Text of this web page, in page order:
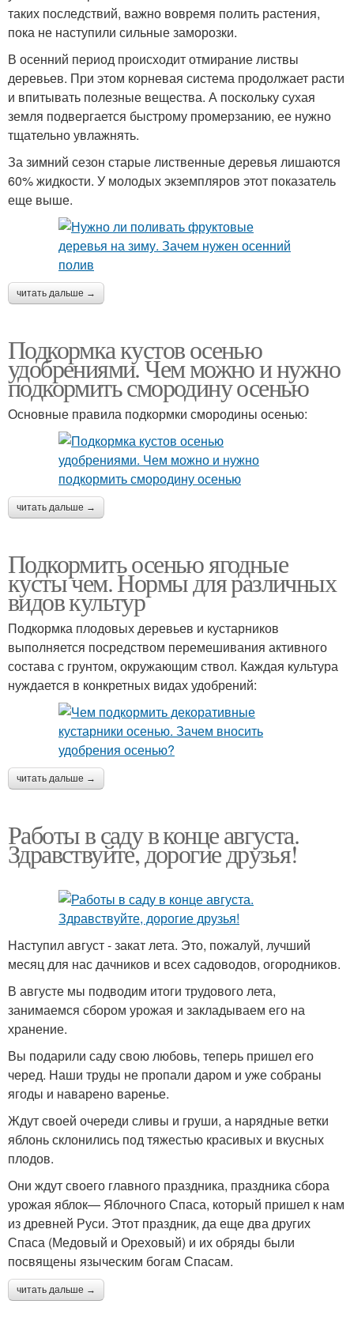
таких последствий, важно вовремя полить растения,
пока не наступили сильные заморозки.
В осенний период происходит отмирание листвы
деревьев. При этом корневая система продолжает расти
и впитывать полезные вещества. А поскольку сухая
земля подвергается быстрому промерзанию, ее нужно
тщательно увлажнять.
За зимний сезон старые лиственные деревья лишаются
60% жидкости. У молодых экземпляров этот показатель
еще выше.
читать дальше →
Подкормка кустов осенью
удобрениями. Чем можно и нужно
подкормить смородину осенью
Основные правила подкормки смородины осенью:
читать дальше →
Подкормить осенью ягодные
кусты чем. Нормы для различных
видов культур
Подкормка плодовых деревьев и кустарников
выполняется посредством перемешивания активного
состава с грунтом, окружающим ствол. Каждая культура
нуждается в конкретных видах удобрений:
читать дальше →
Работы в саду в конце августа.
Здравствуйте, дорогие друзья!
Наступил август - закат лета. Это, пожалуй, лучший
месяц для нас дачников и всех садоводов, огородников.
В августе мы подводим итоги трудового лета,
занимаемся сбором урожая и закладываем его на
хранение.
Вы подарили саду свою любовь, теперь пришел его
черед. Наши труды не пропали даром и уже собраны
ягоды и наварено варенье.
Ждут своей очереди сливы и груши, а нарядные ветки
яблонь склонились под тяжестью красивых и вкусных
плодов.
Они ждут своего главного праздника, праздника сбора
урожая яблок— Яблочного Спаса, который пришел к нам
из древней Руси. Этот праздник, да еще два других
Спаса (Медовый и Ореховый) и их обряды были
посвящены языческим богам Спасам.
читать дальше →